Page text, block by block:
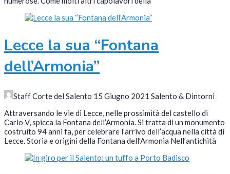
Lecce la sua “Fontana
dell’Armonia”
Staff Corte del Salento 15 Giugno 2021 Salento & Dintorni
Attraversando le vie di Lecce, nelle prossimità del castello di
Carlo V, spicca la Fontana dell’Armonia. Si tratta di un monumento
costruito 94 anni fa, per celebrare l’arrivo dell’acqua nella città di
Lecce. Storia e origini della Fontana dell’Armonia Nell’antichità